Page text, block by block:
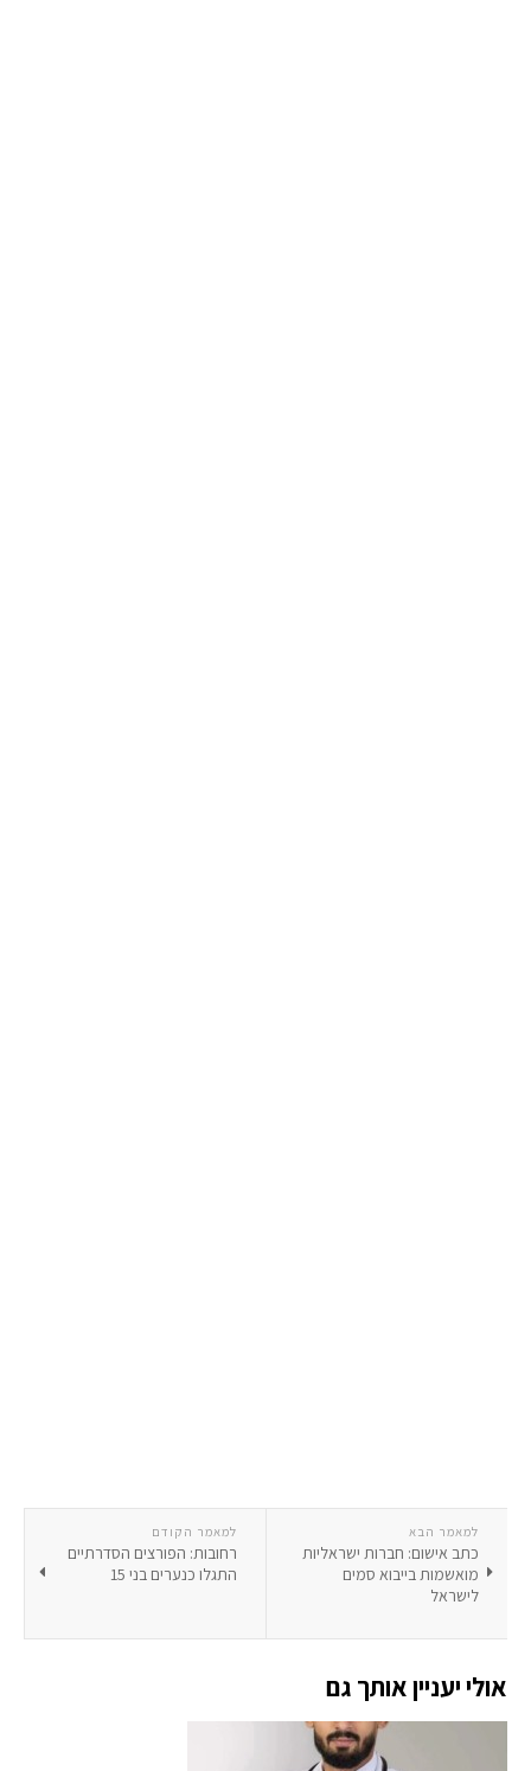
למאמר הקודם
רחובות: הפורצים הסדרתיים
התגלו כנערים בני 15
למאמר הבא
כתב אישום: חברות ישראליות
מואשמות בייבוא סמים
לישראל
אולי יעניין אותך גם